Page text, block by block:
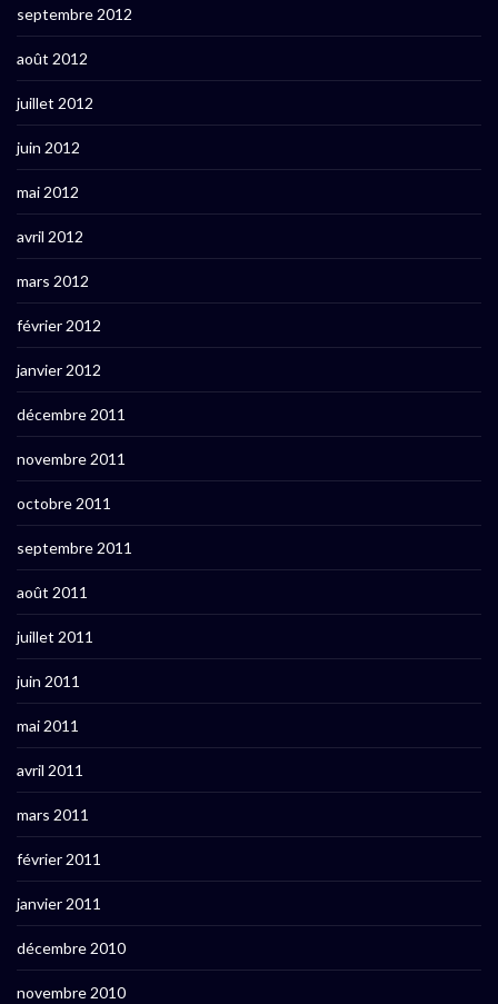
septembre 2012
août 2012
juillet 2012
juin 2012
mai 2012
avril 2012
mars 2012
février 2012
janvier 2012
décembre 2011
novembre 2011
octobre 2011
septembre 2011
août 2011
juillet 2011
juin 2011
mai 2011
avril 2011
mars 2011
février 2011
janvier 2011
décembre 2010
novembre 2010